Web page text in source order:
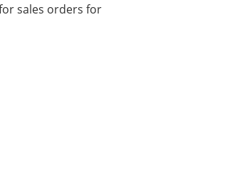
sales orders for